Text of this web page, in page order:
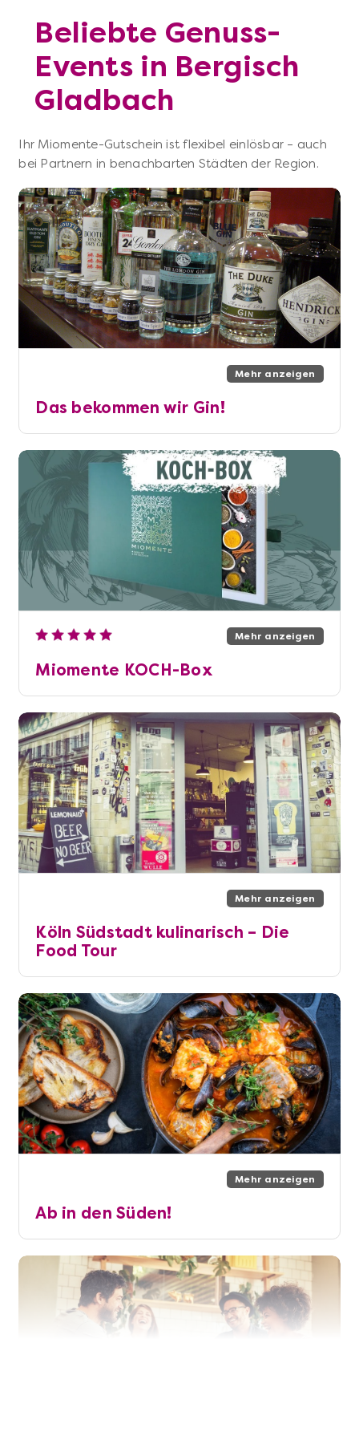
Beliebte Genuss-
Events in Bergisch
Gladbach
Ihr Miomente-Gutschein ist flexibel einlösbar – auch
bei Partnern in benachbarten Städten der Region.
Mehr anzeigen
Das bekommen wir Gin!
Mehr anzeigen
Miomente KOCH-Box
Mehr anzeigen
Köln Südstadt kulinarisch – Die
Food Tour
Mehr anzeigen
Ab in den Süden!